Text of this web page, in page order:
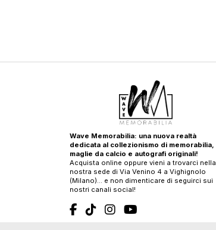
Wave Memorabilia: una nuova realtà
dedicata al collezionismo di memorabilia,
maglie da calcio e autografi originali!
Acquista online oppure vieni a trovarci nella
nostra sede di Via Venino 4 a Vighignolo
(Milano)… e non dimenticare di seguirci sui
nostri canali social!